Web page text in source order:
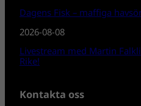
Dagens Fisk – maffiga
2026-08-08
Livestream med Martin
Rike!
Kontakta oss